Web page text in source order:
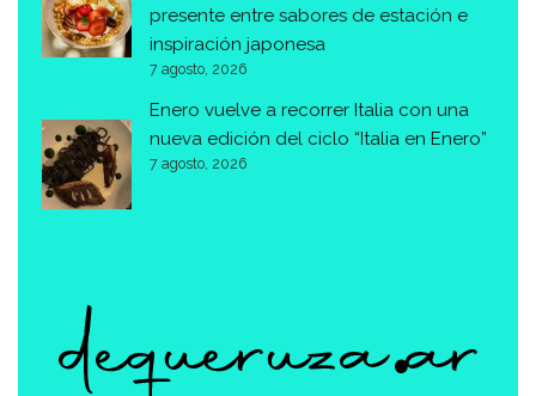
presente entre sabores de estación e
inspiración japonesa
7 agosto, 2026
Enero vuelve a recorrer Italia con una
nueva edición del ciclo “Italia en Enero”
7 agosto, 2026